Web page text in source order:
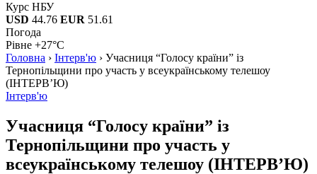
Курс НБУ
USD 44.76 EUR 51.61
Погода
Рівне +27°C
Головна › Інтерв'ю › Учасниця “Голосу країни” із
Тернопільщини про участь у всеукраїнському телешоу
(ІНТЕРВ’Ю)
Інтерв'ю
Учасниця “Голосу країни” із
Тернопільщини про участь у
всеукраїнському телешоу (ІНТЕРВ’Ю)